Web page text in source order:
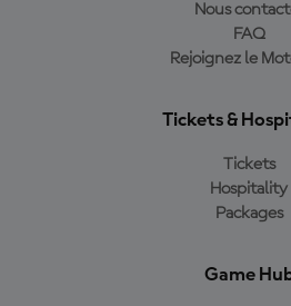
Nous
FAQ
Rejoignez le
Tickets &
Tickets
Hospitality
Packages
Game